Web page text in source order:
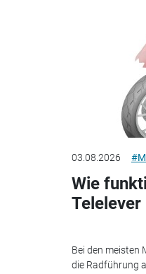
03.08.2026
Wie
Telelever
Bei den meisten
die Radführung